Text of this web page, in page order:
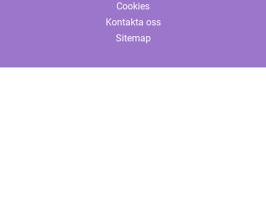
Cookies
Kontakta oss
Sitemap